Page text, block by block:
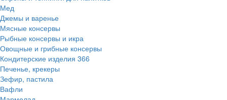
Мед
Джемы и варенье
Мясные консервы
Рыбные консервы и икра
Овощные и грибные консервы
Кондитерские изделия 366
Печенье, крекеры
Зефир, пастила
Вафли